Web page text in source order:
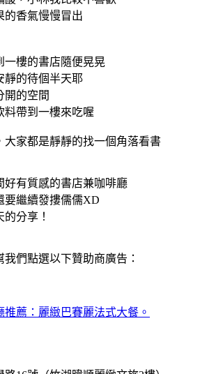
的香氣慢慢冒出
一樓的書店隨便晃晃
靜的待個半天耶
開的空間
料帶到一樓來吃喔
大家都是靜靜的找一個角落看書
好有質感的書店兼咖啡廳
要繼續發摟儒儒XD
分享！
們點選以下贊助商廣告：
薦：麗緻巴賽麗法式大餐。